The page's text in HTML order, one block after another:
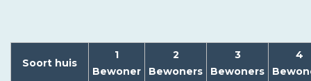
Soort huis
1
Bewoner
2
Bewoners
3
Bewoners
4